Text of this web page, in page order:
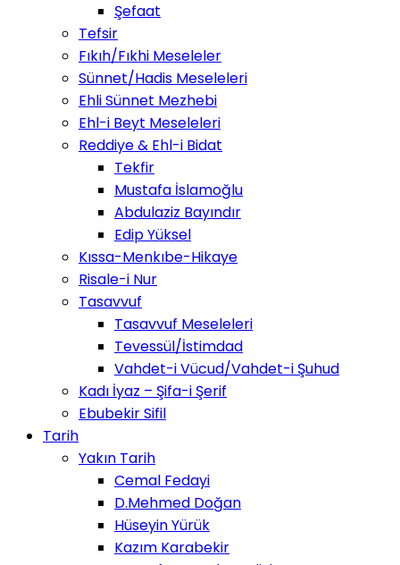
Şefaat
Tefsir
Fıkıh/Fıkhi Meseleler
Sünnet/Hadis Meseleleri
Ehli Sünnet Mezhebi
Ehl-i Beyt Meseleleri
Reddiye & Ehl-i Bidat
Tekfir
Mustafa İslamoğlu
Abdulaziz Bayındır
Edip Yüksel
Kıssa-Menkıbe-Hikaye
Risale-i Nur
Tasavvuf
Tasavvuf Meseleleri
Tevessül/İstimdad
Vahdet-i Vücud/Vahdet-i Şuhud
Kadı İyaz – Şifa-i Şerif
Ebubekir Sifil
Tarih
Yakın Tarih
Cemal Fedayi
D.Mehmed Doğan
Hüseyin Yürük
Kazım Karabekir